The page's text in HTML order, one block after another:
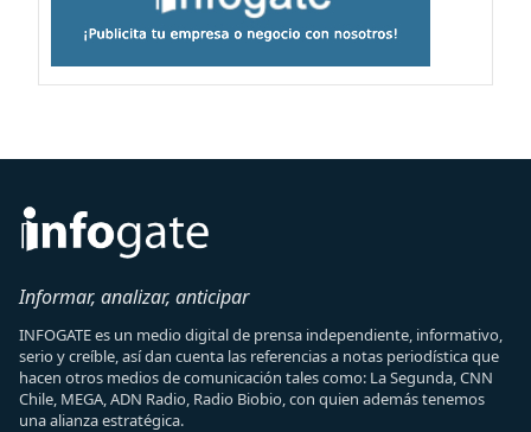
Informar, analizar, anticipar
INFOGATE es un medio digital de prensa independiente, informativo,
serio y creíble, así dan cuenta las referencias a notas periodística que
hacen otros medios de comunicación tales como: La Segunda, CNN
Chile, MEGA, ADN Radio, Radio Biobio, con quien además tenemos
una alianza estratégica.